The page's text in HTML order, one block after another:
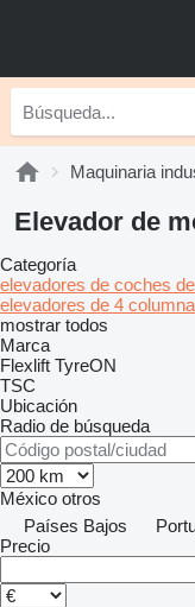
Maquinaria
Elevador de
Categoría
elevadores de coches
elevadores de 4
mostrar todos
Marca
Flexlift TyreON
TSC
Ubicación
Radio de búsqueda
México otros
Países Bajos
Precio